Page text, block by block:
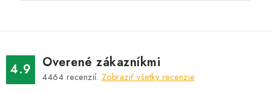
4.9 Overené zákazníkmi
4464 recenzií. Zobraziť všetky recenzie